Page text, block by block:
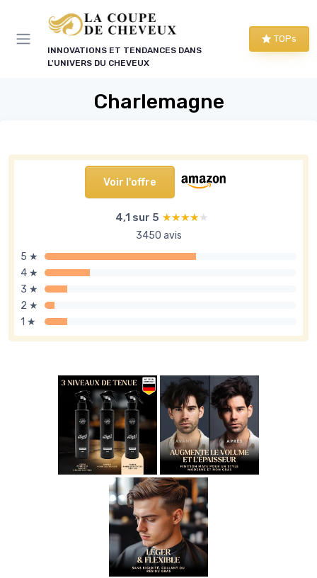
INNOVATIONS ET TENDANCES DANS
L'UNIVERS DU CHEVEUX
TOPs
Charlemagne
Voir l'offre
4,1 sur 5 ★★★★★
★★★★★
3450 avis
5 ★
4 ★
3 ★
2 ★
1 ★